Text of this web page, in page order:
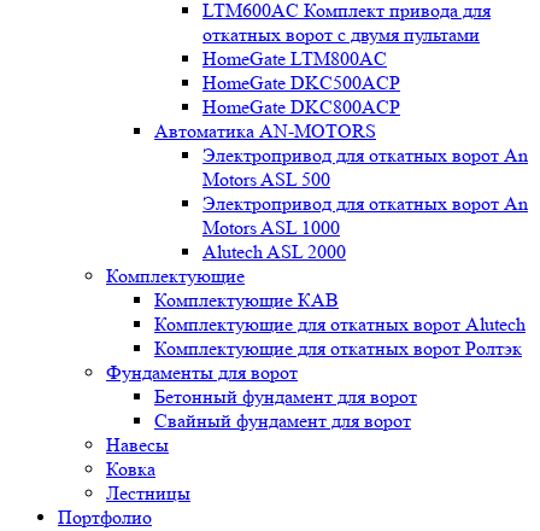
LTM600AC Комплект привода для
откатных ворот с двумя пультами
HomeGate LTM800AC
HomeGate DKC500ACP
HomeGate DKC800ACP
Автоматика AN-MOTORS
Электропривод для откатных ворот An
Motors ASL 500
Электропривод для откатных ворот An
Motors ASL 1000
Alutech ASL 2000
Комплектующие
Комплектующие КАВ
Комплектующие для откатных ворот Alutech
Комплектующие для откатных ворот Ролтэк
Фундаменты для ворот
Бетонный фундамент для ворот
Свайный фундамент для ворот
Навесы
Ковка
Лестницы
Портфолио